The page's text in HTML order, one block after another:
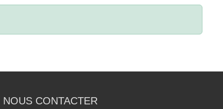
NOUS CONTACTER